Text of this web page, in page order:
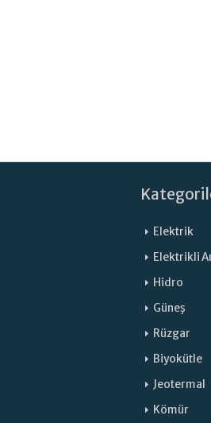
Elektrik
Elektrikli
Hidro
Güneş
Rüzgar
Biyokütle
Jeotermal
Kömür